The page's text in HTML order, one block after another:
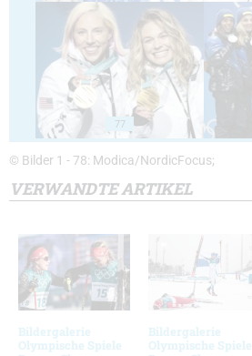
77
© Bilder 1 - 78: Modica/NordicFocus;
VERWANDTE ARTIKEL
Bildergalerie
Olympische Spiele
Bildergalerie
Olympische Spiele